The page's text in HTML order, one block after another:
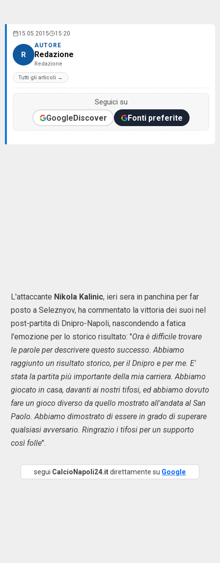
15.05.2015 15:20
R
AUTORE
Redazione
Redazione
Tutti gli articoli →
Seguici su
GoogleDiscover Fonti preferite
L'attaccante Nikola Kalinic, ieri sera in panchina per far
posto a Seleznyov, ha commentato la vittoria dei suoi nel
post-partita di Dnipro-Napoli, nascondendo a fatica
l'emozione per lo storico risultato: "Ora è difficile trovare
le parole per descrivere questo successo. Abbiamo
raggiunto un risultato storico, per il Dnipro e per me. E'
stata la partita più importante della mia carriera. Abbiamo
giocato in casa, davanti ai nostri tifosi, ed abbiamo dovuto
fare un gioco diverso da quello mostrato all'andata al San
Paolo. Abbiamo dimostrato di essere in grado di superare
qualsiasi avversario. Ringrazio i tifosi per un supporto
così folle".
segui CalcioNapoli24.itdirettamente su Google